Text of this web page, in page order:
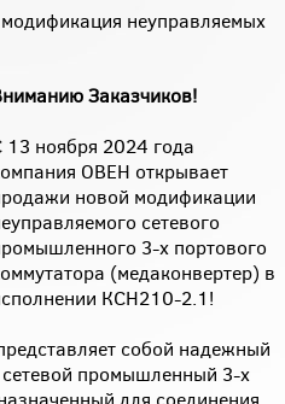
неуправляемых
Заказчиков!
13 ноября 2024 года
ОВЕН открывает
новой модификации
сетевого
3-х портового
(медаконвертер) в
КСН210-2.1!
собой надежный
промышленный 3-х
для соединения